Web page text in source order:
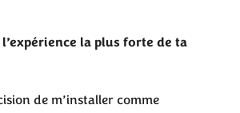
la plus forte de ta
de m’installer comme